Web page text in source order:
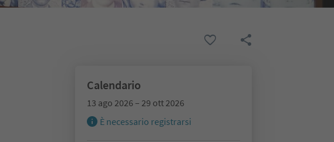
Calendario
13 ago 2026 – 29 ott 2026
È necessario registrarsi